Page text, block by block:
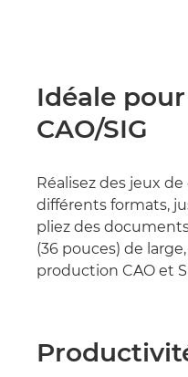
Idéale
CAO/SIG
Réalisez des jeux
différents formats,
pliez des
(36 pouces) de
production CAO et